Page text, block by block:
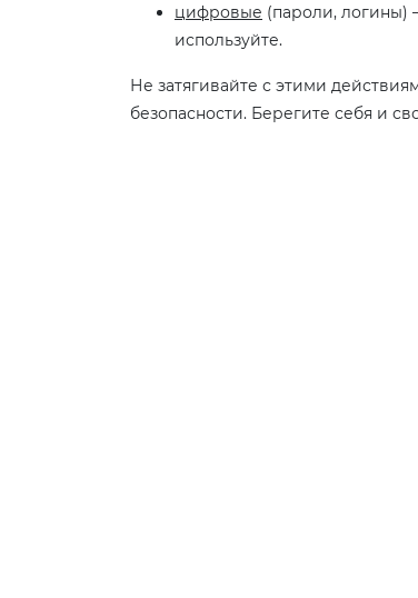
цифровые (пароли, логины)
используйте.
Не затягивайте с этими
безопасности. Берегите себя и